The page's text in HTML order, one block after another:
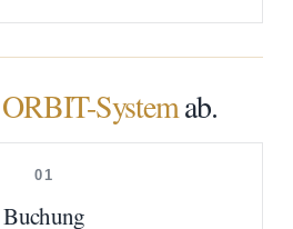
ORBIT-Systemab.
01
Buchung